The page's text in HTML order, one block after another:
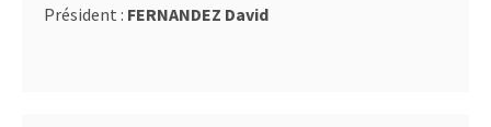
Président : FERNANDEZ David